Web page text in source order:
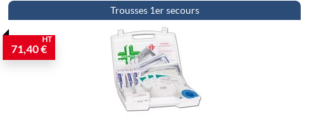
Trousses 1er secours
71,40 €
HT